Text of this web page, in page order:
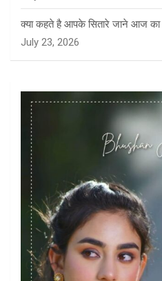
क्या कहते है आपके सितारे जाने आज का
July 23, 2026